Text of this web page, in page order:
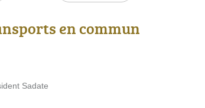
en commun
Sadate